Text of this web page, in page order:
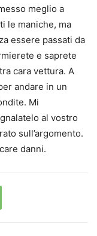
meglio a
le maniche, ma
essere passati da
e saprete
cara vettura. A
andare in un
Mi
al vostro
sull’argomento.
danni.